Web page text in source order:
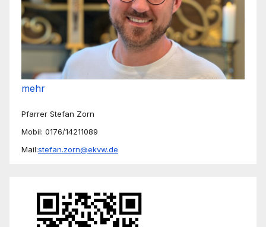
mehr
Pfarrer Stefan Zorn
Mobil: 0176/14211089
Mail:stefan.zorn@ekvw.de